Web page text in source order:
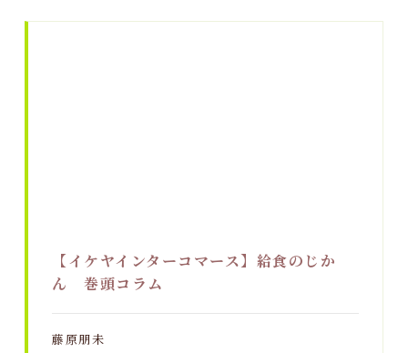
【イケヤインターコマース】給食のじか
ん 巻頭コラム
藤原朋未